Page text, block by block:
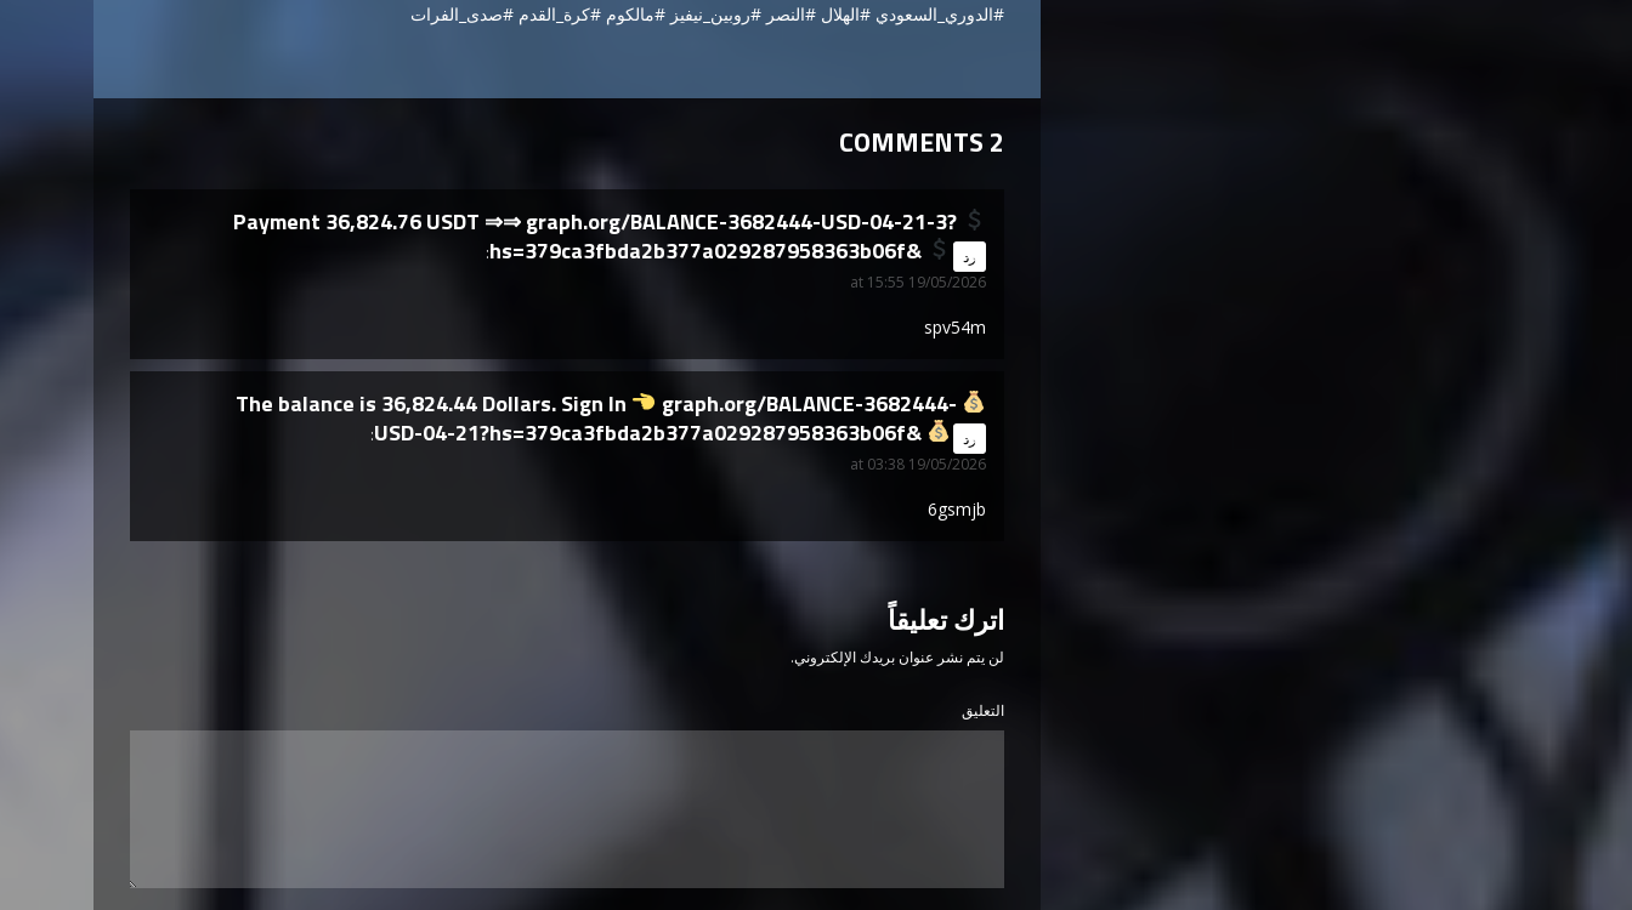
#الدوري_السعودي #الهلال #النصر #روبين_نيفيز #مالكوم #كرة_القدم #صدى_الفرات
2 COMMENTS
Payment 36,824.76 USDT ⇒⇒ graph.org/BALANCE-3682444-USD-04-21-3?
hs=379ca3fbda2b377a029287958363b06f&
says:
19/05/2026 at 15:55
رد
spv54m
graph.org/BALANCE-3682444-
USD-04-21?hs=379ca3fbda2b377a029287958363b06f&
says:
19/05/2026 at 03:38
رد
6gsmjb
اترك تعليقاً
لن يتم نشر عنوان بريدك الإلكتروني.
التعليق